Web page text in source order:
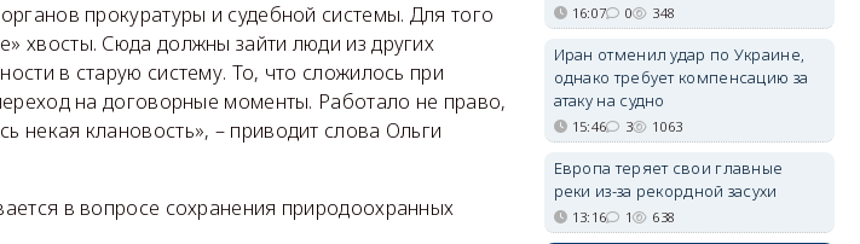
прокуратуры и судебной системы. Для того
хвосты. Сюда должны зайти люди из других
в старую систему. То, что сложилось при
на договорные моменты. Работало не право,
некая клановость», – приводит слова Ольги
в вопросе сохранения природоохранных
16:07 0 348
Иран отменил удар по Украине,
однако требует компенсацию за
атаку на судно
15:46 3 1063
Европа теряет свои главные
реки из-за рекордной засухи
13:16 1 638